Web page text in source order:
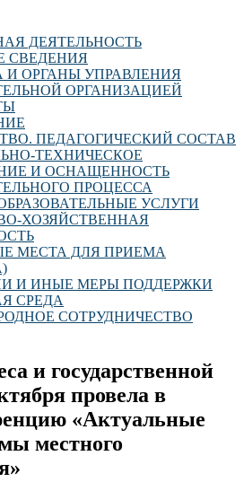
ДЕЯТЕЛЬНОСТЬ
СВЕДЕНИЯ
И ОРГАНЫ УПРАВЛЕНИЯ
ОРГАНИЗАЦИЕЙ
ПЕДАГОГИЧЕСКИЙ СОСТАВ
ТЕХНИЧЕСКОЕ
И ОСНАЩЕННОСТЬ
ПРОЦЕССА
УСЛУГИ
ХОЗЯЙСТВЕННАЯ
МЕСТА ДЛЯ ПРИЕМА
И ИНЫЕ МЕРЫ ПОДДЕРЖКИ
СРЕДА
СОТРУДНИЧЕСТВО
и государственной
провела в
«Актуальные
местного